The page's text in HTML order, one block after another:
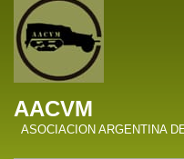
AACVM
ASOCIACION ARGENTINA